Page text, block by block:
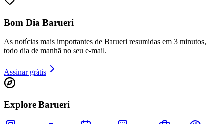
Bom Dia Barueri
As notícias mais importantes de Barueri resumidas em 3 minutos,
todo dia de manhã no seu e-mail.
Assinar grátis
Explore Barueri